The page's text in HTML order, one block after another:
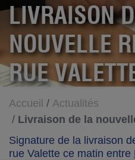
LIVRAISON
NOUVELLE
RUE
Accueil
Actualités
Livraison de la
Signature de la livraison
rue Valette ce matin entre